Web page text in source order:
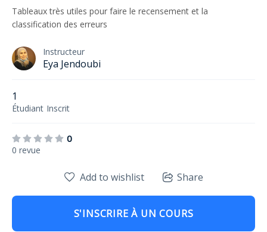
Tableaux très utiles pour faire le recensement et la
classification des erreurs
Instructeur
Eya Jendoubi
1
Étudiant Inscrit
0
0 revue
Add to wishlist Share
S'INSCRIRE À UN COURS